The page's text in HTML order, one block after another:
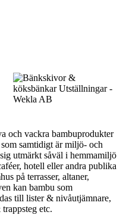
och vackra bambuprodukter
samtidigt är miljö- och
utmärkt såväl i hemmamiljö
hotell eller andra publika
på terrasser, altaner,
kan bambu som
till lister & nivåutjämnare,
etc.